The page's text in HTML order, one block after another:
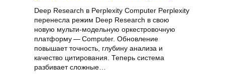
Deep Research в Perplexity Computer Perplexity
перенесла режим Deep Research в свою
новую мульти‑модельную оркестровочную
платформу — Computer. Обновление
повышает точность, глубину анализа и
качество цитирования. Теперь система
разбивает сложные…